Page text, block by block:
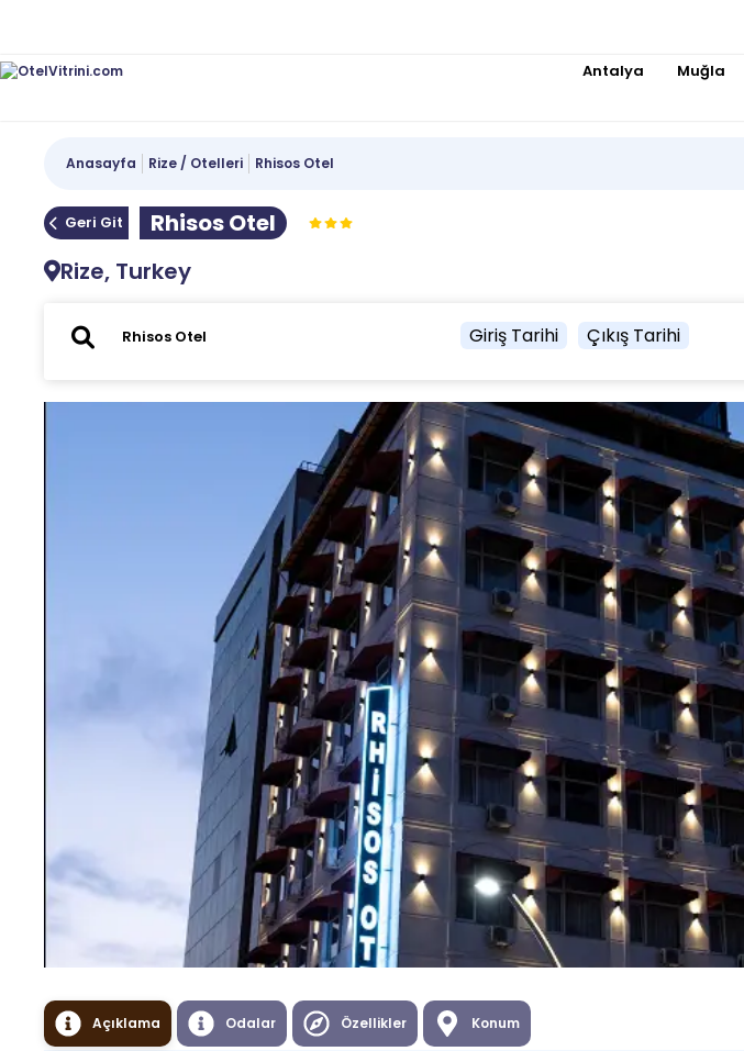
Antalya Muğla
Anasayfa Rize / Otelleri Rhisos Otel
Geri Git
Rhisos Otel
Rize, Turkey
Giriş Tarihi Çıkış Tarihi
Açıklama Odalar Özellikler Konum